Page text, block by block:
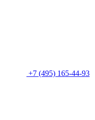
+7 (495) 165-44-93